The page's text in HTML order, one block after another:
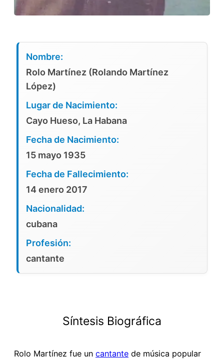
Nombre:
Rolo Martínez (Rolando Martínez
López)
Lugar de Nacimiento:
Cayo Hueso, La Habana
Fecha de Nacimiento:
15 mayo 1935
Fecha de Fallecimiento:
14 enero 2017
Nacionalidad:
cubana
Profesión:
cantante
Síntesis Biográfica
Rolo Martínez fue un cantante de música popular